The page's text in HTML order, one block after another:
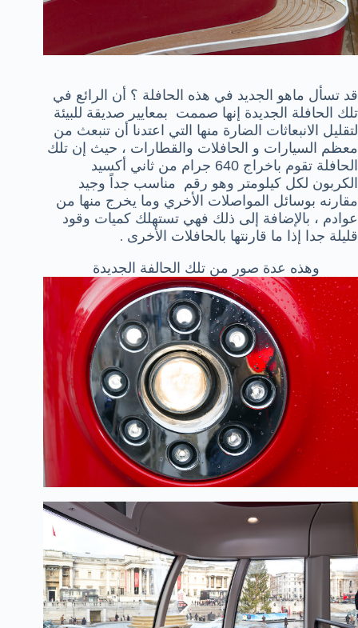
قد تسأل ماهو الجديد في هذه الحافلة ؟ أن الرائع في
تلك الحافلة الجديدة إنها صممت بمعايير صديقة للبيئة
لتقليل الانبعاثات الضارة منها التي اعتدنا أن تنبعث من
معظم السيارات و الحافلات والقطارات ، حيث إن تلك
الحافلة تقوم باخراج 640 جرام من ثاني أكسيد
الكربون لكل كيلومتر وهو رقم مناسب جداً وجيد
مقارنه بوسائل المواصلات الأخري وما يخرج منها من
عوادم ، بالإضافة إلى ذلك فهي تستهلك كميات وقود
قليلة جدا إذا ما قارنتها بالحافلات الأخرى .
وهذه عدة صور من تلك الحالفة الجديدة